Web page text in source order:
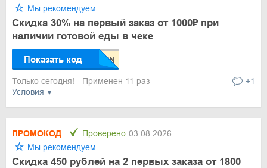
Условия
Мы рекомендуем
Скидка 30% на первый заказ от 1000₽ при
наличии готовой еды в чеке
Показать код
Только сегодня! Применен 11 раз +1
ПРОМОКОД Проверено 03.08.2026
Мы рекомендуем
Скидка 450 рублей на 2 первых заказа от 1800